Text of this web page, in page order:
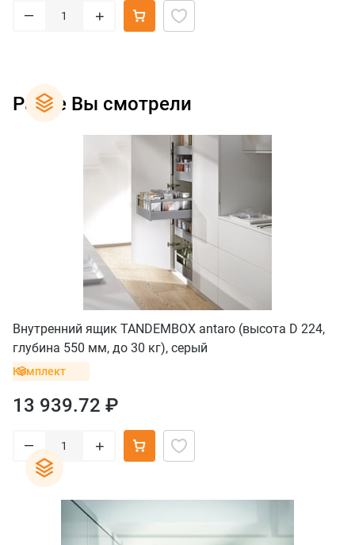
– +
Ранее Вы смотрели
Внутренний ящик TANDEMBOX antaro (высота D 224,
глубина 550 мм, до 30 кг), серый
Комплект
13 939.72 ₽
– +